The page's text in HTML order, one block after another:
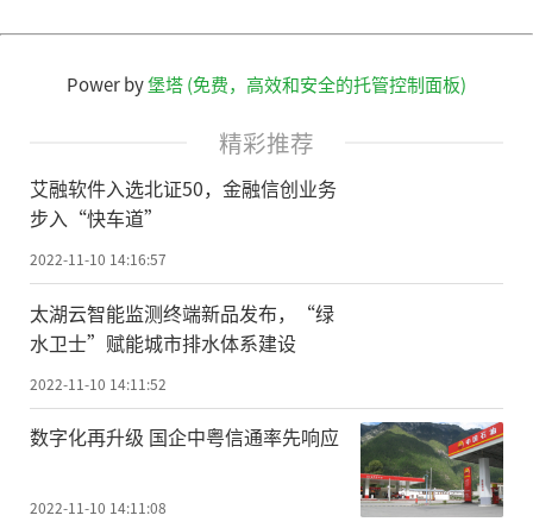
Power by堡塔 (免费，高效和安全的托管控制面板)
精彩推荐
艾融软件入选北证50，金融信创业务
步入“快车道”
2022-11-10 14:16:57
太湖云智能监测终端新品发布，“绿
水卫士”赋能城市排水体系建设
2022-11-10 14:11:52
数字化再升级 国企中粤信通率先响应
2022-11-10 14:11:08